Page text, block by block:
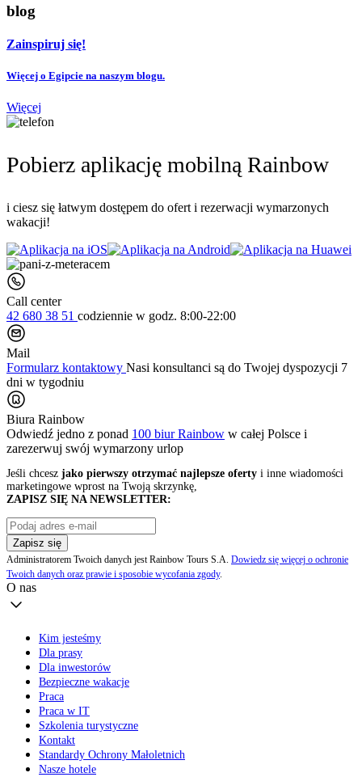
blog
Zainspiruj się!
Więcej o Egipcie na naszym blogu.
Więcej
Pobierz aplikację mobilną Rainbow
i ciesz się łatwym dostępem do ofert i rezerwacji wymarzonych
wakacji!
Call center
42 680 38 51 codziennie w godz. 8:00-22:00
Mail
Formularz kontaktowy Nasi konsultanci są do Twojej dyspozycji 7
dni w tygodniu
Biura Rainbow
Odwiedź jedno z ponad 100 biur Rainbow w całej Polsce i
zarezerwuj swój wymarzony urlop
Jeśli chcesz jako pierwszy otrzymać najlepsze oferty i inne wiadomości
marketingowe wprost na Twoją skrzynkę,
ZAPISZ SIĘ NA NEWSLETTER:
Zapisz się
Administratorem Twoich danych jest Rainbow Tours S.A. Dowiedz się więcej o ochronie
Twoich danych oraz prawie i sposobie wycofania zgody.
O nas
Kim jesteśmy
Dla prasy
Dla inwestorów
Bezpieczne wakacje
Praca
Praca w IT
Szkolenia turystyczne
Kontakt
Standardy Ochrony Małoletnich
Nasze hotele